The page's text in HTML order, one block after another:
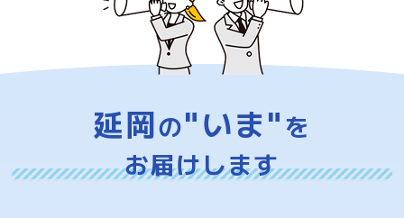
延岡の"いま" を
お届けします